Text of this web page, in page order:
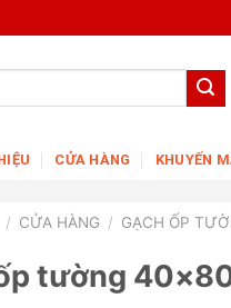
CỬA HÀNG KHUYẾN
/ CỬA HÀNG / GẠCH ỐP
tường